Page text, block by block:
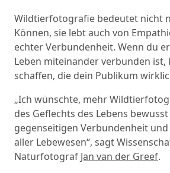
Wildtierfotografie bedeutet nicht
Können, sie lebt auch von
echter Verbundenheit. Wenn du
Leben miteinander verbunden ist,
schaffen, die dein Publikum
„Ich wünschte, mehr
des Geflechts des Lebens
gegenseitigen Verbundenheit
aller Lebewesen“, sagt
Naturfotograf Jan van der Greef.